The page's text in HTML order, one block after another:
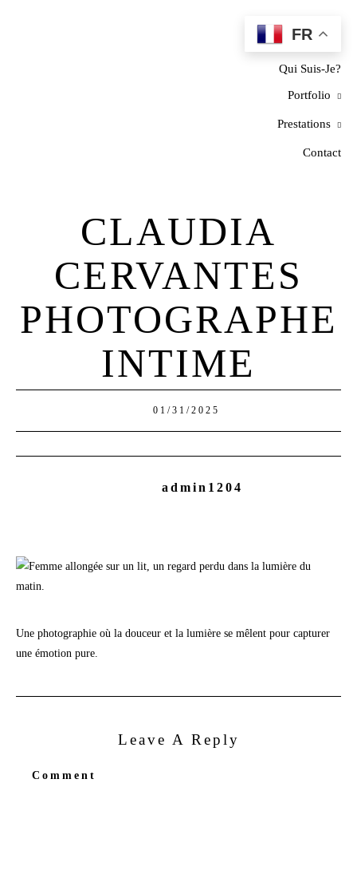
Home
Qui Suis-Je?
Portfolio
Prestations
Contact
CLAUDIA
CERVANTES
PHOTOGRAPHE
INTIME
01/31/2025
admin1204
Une photographie où la douceur et la lumière se mêlent pour capturer
une émotion pure.
Leave A Reply
Comment
FR